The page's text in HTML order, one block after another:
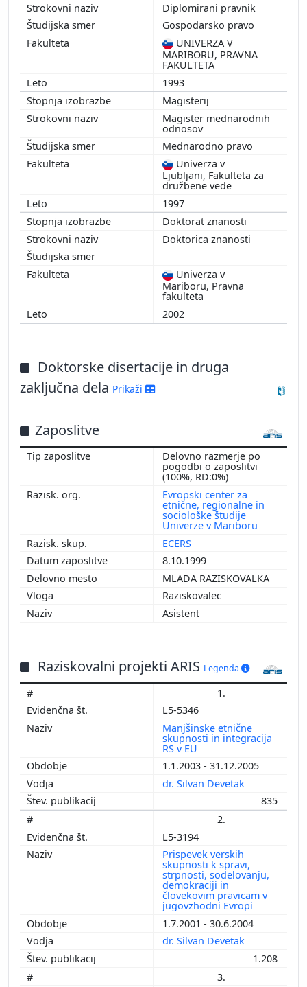
Prikaži več
Diplomirani pravnik
Gospodarsko pravo
UNIVERZA V
MARIBORU, PRAVNA
FAKULTETA
1993
Magisterij
Magister mednarodnih
odnosov
Mednarodno pravo
Univerza v
Ljubljani, Fakulteta za
družbene vede
1997
Doktorat znanosti
Doktorica znanosti
Univerza v
Mariboru, Pravna
fakulteta
2002
Doktorske disertacije in druga
zaključna dela Prikaži
Zaposlitve
Delovno razmerje po
pogodbi o zaposlitvi
(100%, RD:0%)
Evropski center za
etnične, regionalne in
sociološke študije
Univerze v Mariboru
ECERS
8.10.1999
MLADA RAZISKOVALKA
Raziskovalec
Asistent
Raziskovalni projekti ARIS Legenda
1.
L5-5346
Manjšinske etnične
skupnosti in integracija
RS v EU
1.1.2003 - 31.12.2005
dr. Silvan Devetak
835
2.
L5-3194
Prispevek verskih
skupnosti k spravi,
strpnosti, sodelovanju,
demokraciji in
človekovim pravicam v
jugovzhodni Evropi
1.7.2001 - 30.6.2004
dr. Silvan Devetak
1.208
3.